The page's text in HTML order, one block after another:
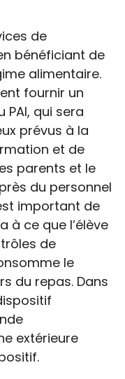
de
bénéficiant de
alimentaire.
fournir un
qui sera
prévus à la
et de
parents et le
du personnel
important de
à ce que l’élève
de
le
du repas. Dans
extérieure